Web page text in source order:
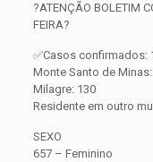
?ATENÇÃO BOLETIM
FEIRA?
✅Casos confirmados:
Monte Santo de
Milagre: 130
Residente em outro
SEXO
657 – Feminino